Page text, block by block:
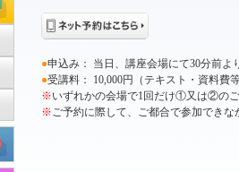
●申込み： 当日、講座会場にて30分前よ
●受講料： 10,000円（テキスト・資料費等
※いずれかの会場で1回だけ①又は②のご
※ご予約に際して、ご都合で参加でき